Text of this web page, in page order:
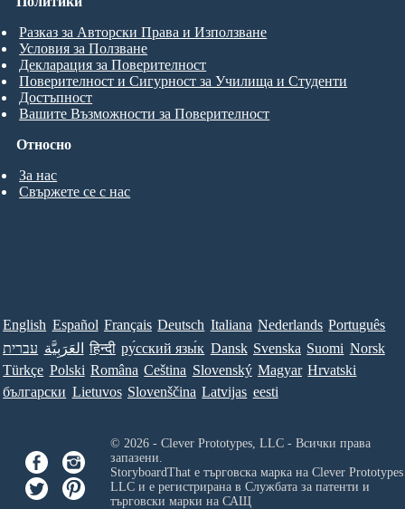
Относно
За нас
Свържете се с нас
Разказ за Авторски Права и Използване
Условия за Ползване
Декларация за Поверителност
Поверителност и Сигурност за Училища и Студенти
Достъпност
Вашите Възможности за Поверителност
English Español Français Deutsch Italiana Nederlands Português
עברית العَرَبِيَّة हिन्दी ру́сский язы́к Dansk Svenska Suomi Norsk
Türkçe Polski Româna Ceština Slovenský Magyar Hrvatski
български Lietuvos Slovenščina Latvijas eesti
© 2026 - Clever Prototypes, LLC - Всички права
запазени.
StoryboardThat е търговска марка на Clever
LLCи е регистрирана в Службата за патенти и
търговски марки на САЩ